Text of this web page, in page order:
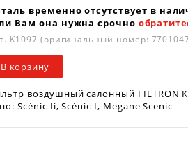
временно отсутствует в
Вам она нужна срочно
K1097 (оригинальный номер:
В корзину
воздушный салонный FILTRON
Scénic Ii, Scénic I, Megane Scenic